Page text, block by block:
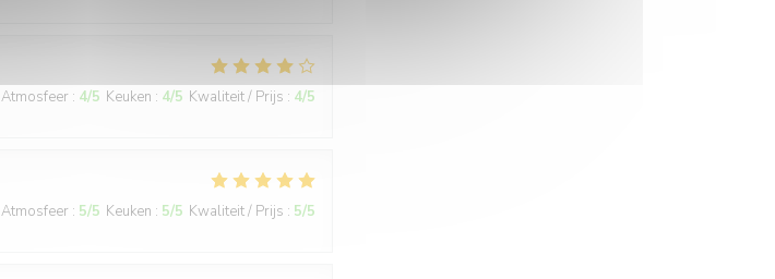
Atmosfeer : 4/5 Keuken : 4/5 Kwaliteit / Prijs : 4/5
Atmosfeer : 5/5 Keuken : 5/5 Kwaliteit / Prijs : 5/5